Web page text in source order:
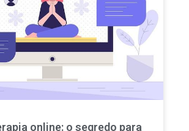
online: o segredo para